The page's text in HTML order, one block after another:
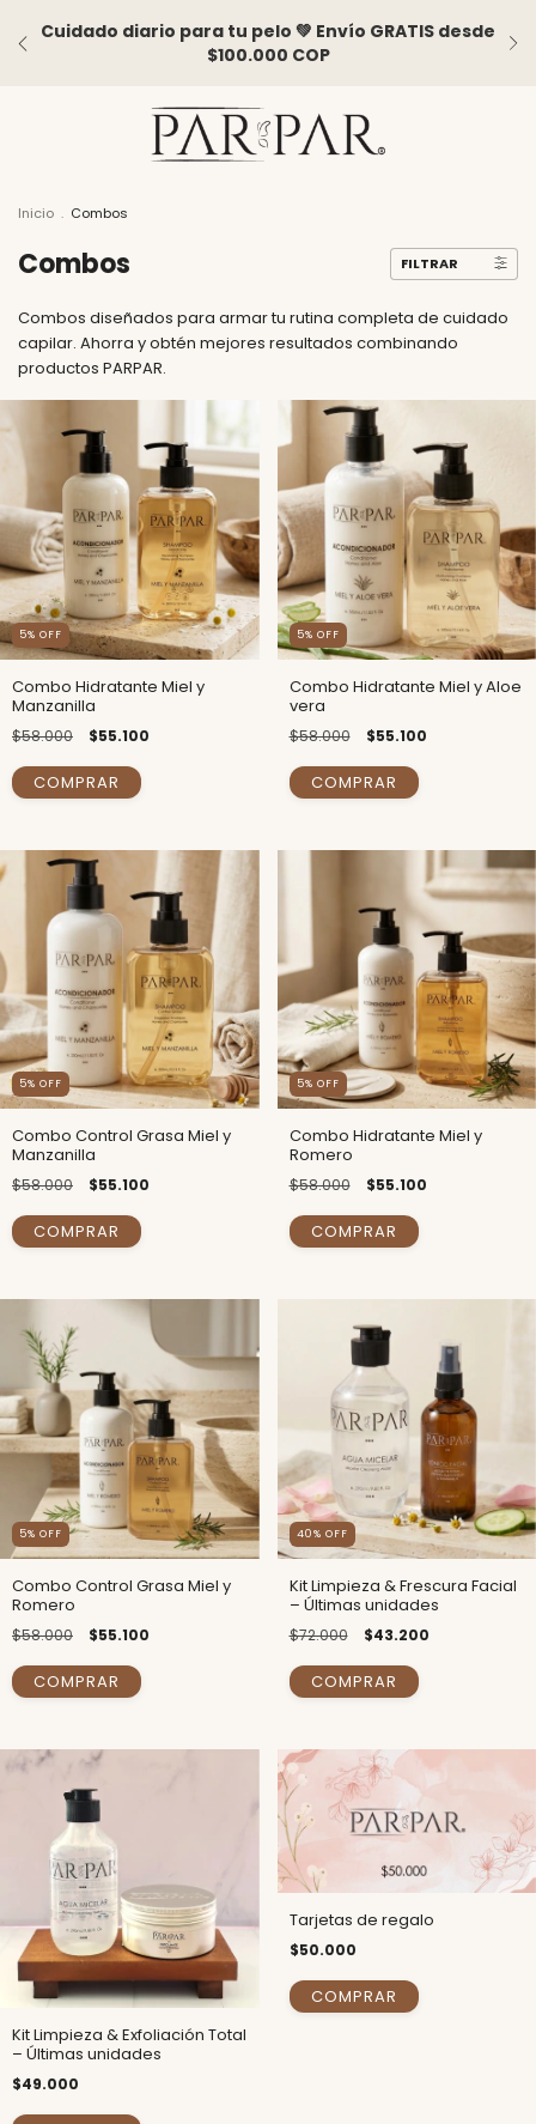
Cuidado diario para tu pelo 💚 Envío GRATIS desde
$100.000 COP
Inicio . Combos
Combos FILTRAR
Combos diseñados para armar tu rutina completa de cuidado
capilar. Ahorra y obtén mejores resultados combinando
productos PARPAR.
5% OFF
Combo Hidratante Miel y
Manzanilla
$58.000 $55.100
5% OFF
Combo Hidratante Miel y Aloe
vera
$58.000 $55.100
5% OFF
Combo Control Grasa Miel y
Manzanilla
$58.000 $55.100
5% OFF
Combo Hidratante Miel y
Romero
$58.000 $55.100
5% OFF
Combo Control Grasa Miel y
Romero
$58.000 $55.100
40% OFF
Kit Limpieza & Frescura Facial
– Últimas unidades
$72.000 $43.200
Kit Limpieza & Exfoliación Total
– Últimas unidades
$49.000
Tarjetas de regalo
$50.000
COMPRAR